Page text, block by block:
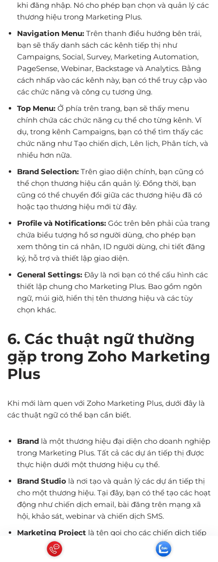
khi đăng nhập. Nó cho phép bạn chọn và quản lý các
thương hiệu trong Marketing Plus.
Navigation Menu: Trên thanh điều hướng bên trái,
bạn sẽ thấy danh sách các kênh tiếp thị như
Campaigns, Social, Survey, Marketing Automation,
PageSense, Webinar, Backstage và Analytics. Bằng
cách nhấp vào các kênh này, bạn có thể truy cập vào
các chức năng và công cụ tương ứng.
Top Menu: Ở phía trên trang, bạn sẽ thấy menu
chính chứa các chức năng cụ thể cho từng kênh. Ví
dụ, trong kênh Campaigns, bạn có thể tìm thấy các
chức năng như Tạo chiến dịch, Lên lịch, Phân tích, và
nhiều hơn nữa.
Brand Selection: Trên giao diện chính, bạn cũng có
thể chọn thương hiệu cần quản lý. Đồng thời, bạn
cũng có thể chuyển đổi giữa các thương hiệu đã có
hoặc tạo thương hiệu mới từ đây.
Profile và Notifications: Góc trên bên phải của trang
chứa biểu tượng hồ sơ người dùng, cho phép bạn
xem thông tin cá nhân, ID người dùng, chi tiết đăng
ký, hỗ trợ và thiết lập giao diện.
General Settings: Đây là nơi bạn có thể cấu hình các
thiết lập chung cho Marketing Plus. Bao gồm ngôn
ngữ, múi giờ, hiển thị tên thương hiệu và các tùy
chọn khác.
6. Các thuật ngữ thường
gặp trong Zoho Marketing
Plus
Khi mới làm quen với Zoho Marketing Plus, dưới đây là
các thuật ngữ có thể bạn cần biết.
Brand là một thương hiệu đại diện cho doanh nghiệp
trong Marketing Plus. Tất cả các dự án tiếp thị được
thực hiện dưới một thương hiệu cụ thể.
Brand Studio là nơi tạo và quản lý các dự án tiếp thị
cho một thương hiệu. Tại đây, bạn có thể tạo các hoạt
động như chiến dịch email, bài đăng trên mạng xã
hội, khảo sát, webinar và chiến dịch SMS.
Marketing Project là tên gọi cho các chiến dịch tiếp
thị bạn khởi chạy. Các dự án này được giao cho người
quản lý phù hợp và lên lịch thực hiện các hoạt động